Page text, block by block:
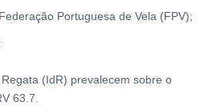
Portuguesa de Vela (FPV);
(IdR) prevalecem sobre o
63.7.